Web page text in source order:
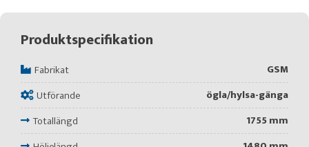
Produktspecifikation
Fabrikat
GSM
Utförande
ögla/hylsa-gänga
Totallängd
1755 mm